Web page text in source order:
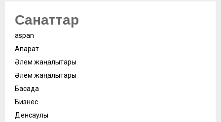
Санаттар
aspan
Ақпарат
Әлем жаңалықтары
Әлем жаңалықтары
Басқада
Бизнес
Денсаулық